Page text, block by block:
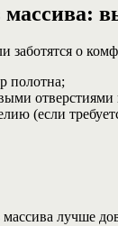
массива:
заботятся о
полотна;
(если
лучше